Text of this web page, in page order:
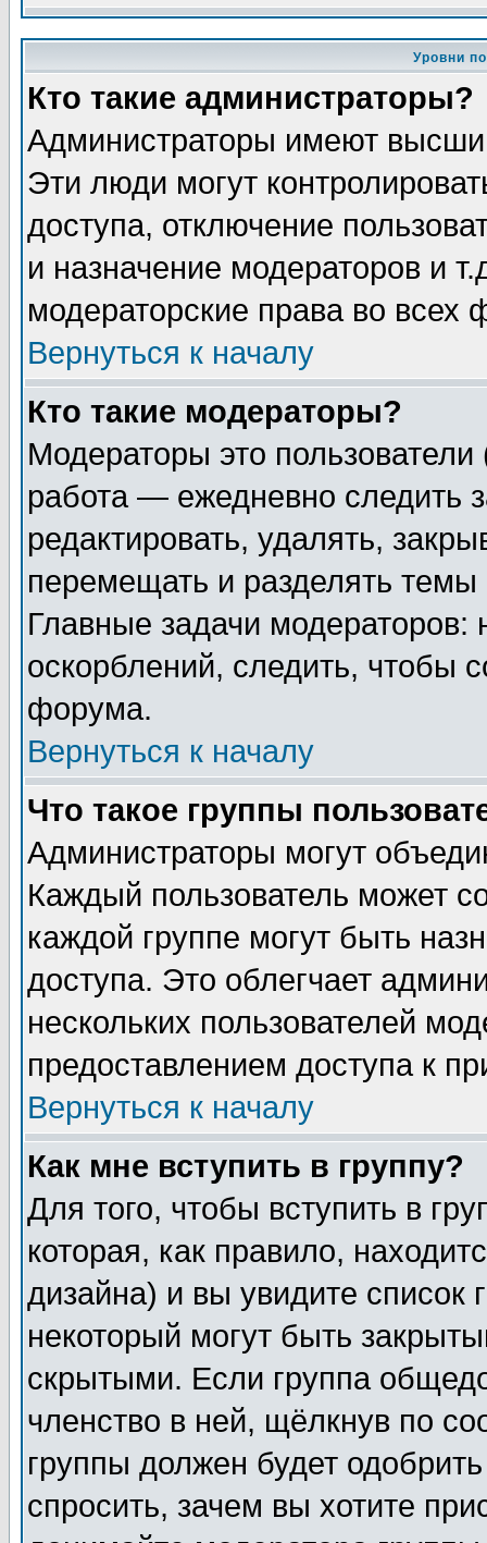
Уровни
Кто такие администраторы?
Администраторы имеют
Эти люди могут
доступа, отключение
и назначение модераторов и
модераторские права во всех
Вернуться к началу
Кто такие модераторы?
Модераторы это
работа — ежедневно следить
редактировать, удалять,
перемещать и разделять
Главные задачи
оскорблений, следить, чтобы
форума.
Вернуться к началу
Что такое группы
Администраторы могут
Каждый пользователь может
каждой группе могут быть
доступа. Это облегчает
нескольких пользователей
предоставлением доступа к
Вернуться к началу
Как мне вступить в группу?
Для того, чтобы вступить в
которая, как правило,
дизайна) и вы увидите список
некоторый могут быть
скрытыми. Если группа
членство в ней, щёлкнув по
группы должен будет
спросить, зачем вы хотите